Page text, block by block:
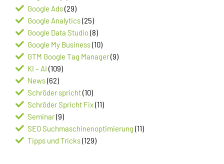
Google Ads(29)
Google Analytics(25)
Google Data Studio(8)
Google My Business(10)
GTM Google Tag Manager(9)
KI – AI (109)
News(62)
Schröder spricht(10)
Schröder Spricht Fix(11)
Seminar(9)
SEO Suchmaschinenoptimierung (11)
Tipps und Tricks(129)